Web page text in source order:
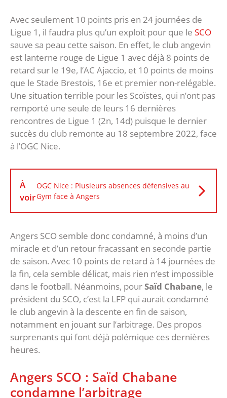
Avec seulement 10 points pris en 24 journées de
Ligue 1, il faudra plus qu’un exploit pour que le SCO
sauve sa peau cette saison. En effet, le club angevin
est lanterne rouge de Ligue 1 avec déjà 8 points de
retard sur le 19e, l’AC Ajaccio, et 10 points de moins
que le Stade Brestois, 16e et premier non-relégable.
Une situation terrible pour les Scoïstes, qui n’ont pas
remporté une seule de leurs 16 dernières
rencontres de Ligue 1 (2n, 14d) puisque le dernier
succès du club remonte au 18 septembre 2022, face
à l’OGC Nice.
À
voir
OGC Nice : Plusieurs absences défensives au
Gym face à Angers
Angers SCO semble donc condamné, à moins d’un
miracle et d’un retour fracassant en seconde partie
de saison. Avec 10 points de retard à 14 journées de
la fin, cela semble délicat, mais rien n’est impossible
dans le football. Néanmoins, pourSaïd Chabane, le
président du SCO, c’est la LFP qui aurait condamné
le club angevin à la descente en fin de saison,
notamment en jouant sur l’arbitrage. Des propos
surprenants qui font déjà polémique ces dernières
heures.
Angers SCO : Saïd Chabane
condamne l’arbitrage